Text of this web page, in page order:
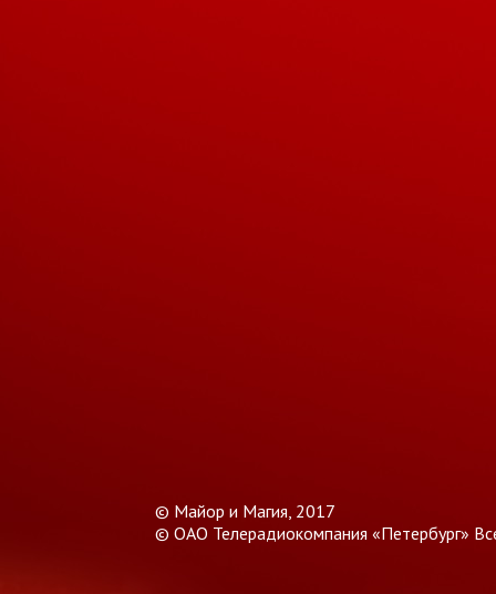
© Майор и Магия, 2017
© ОАО Телерадиокомпания «Петербург»